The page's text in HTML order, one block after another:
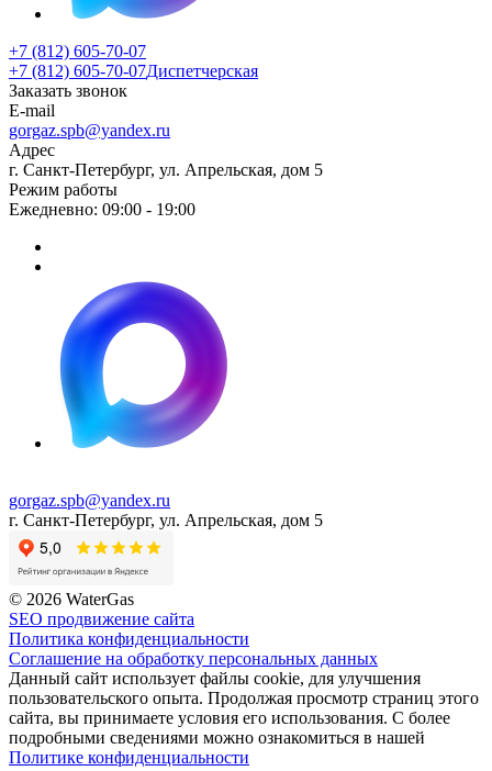
+7 (812) 605-70-07
+7 (812) 605-70-07Диспетчерская
Заказать звонок
E-mail
gorgaz.spb@yandex.ru
Адрес
г. Санкт-Петербург, ул. Апрельская, дом 5
Режим работы
Ежедневно: 09:00 - 19:00
gorgaz.spb@yandex.ru
г. Санкт-Петербург, ул. Апрельская, дом 5
© 2026 WaterGas
SEO продвижение сайта
Политика конфиденциальности
Соглашение на обработку персональных данных
Данный сайт использует файлы cookie, для улучшения
пользовательского опыта. Продолжая просмотр страниц этого
сайта, вы принимаете условия его использования. С более
подробными сведениями можно ознакомиться в нашей
Политике конфиденциальности